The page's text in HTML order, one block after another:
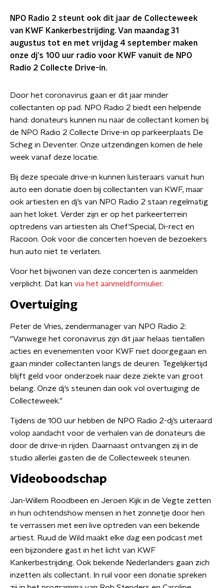
NPO Radio 2 steunt ook dit jaar de Collecteweek
van KWF Kankerbestrijding. Van maandag 31
augustus tot en met vrijdag 4 september maken
onze dj's 100 uur radio voor KWF vanuit de NPO
Radio 2 Collecte Drive-in.
Door het coronavirus gaan er dit jaar minder
collectanten op pad. NPO Radio 2 biedt een helpende
hand: donateurs kunnen nu naar de collectant komen bij
de NPO Radio 2 Collecte Drive-in op parkeerplaats De
Scheg in Deventer. Onze uitzendingen komen de hele
week vanaf deze locatie.
Bij deze speciale drive-in kunnen luisteraars vanuit hun
auto een donatie doen bij collectanten van KWF, maar
ook artiesten en dj’s van NPO Radio 2 staan regelmatig
aan het loket. Verder zijn er op het parkeerterrein
optredens van artiesten als Chef'Special, Di-rect en
Racoon. Ook voor die concerten hoeven de bezoekers
hun auto niet te verlaten.
Voor het bijwonen van deze concerten is aanmelden
verplicht. Dat kan via het aanmeldformulier.
Overtuiging
Peter de Vries, zendermanager van NPO Radio 2:
“Vanwege het coronavirus zijn dit jaar helaas tientallen
acties en evenementen voor KWF niet doorgegaan en
gaan minder collectanten langs de deuren. Tegelijkertijd
blijft geld voor onderzoek naar deze ziekte van groot
belang. Onze dj’s steunen dan ook vol overtuiging de
Collecteweek.”
Tijdens de 100 uur hebben de NPO Radio 2-dj’s uiteraard
volop aandacht voor de verhalen van de donateurs die
door de drive-in rijden. Daarnaast ontvangen zij in de
studio allerlei gasten die de Collecteweek steunen.
Videoboodschap
Jan-Willem Roodbeen en Jeroen Kijk in de Vegte zetten
in hun ochtendshow mensen in het zonnetje door hen
te verrassen met een live optreden van een bekende
artiest. Ruud de Wild maakt elke dag een podcast met
een bijzondere gast in het licht van KWF
Kankerbestrijding. Ook bekende Nederlanders gaan zich
inzetten als collectant. In ruil voor een donatie spreken